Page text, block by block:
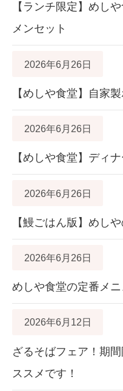
【ランチ限定】めし
メンセット
2026年6月26日
【めしや食堂】自家
2026年6月26日
【めしや食堂】ディ
2026年6月26日
【鰻ごはん版】めし
2026年6月26日
めしや食堂の定番メ
2026年6月12日
ざるそばフェア！期
ススメです！